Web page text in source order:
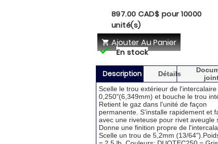
897.00 CAD$ pour 10000
unité(s)
 Ajouter Au Panier
 En stock
Description Détails
Scelle le trou extérieur de l'intercalaire
0,250"(6,349mm) et bouche le trou
Retient le gaz dans l'unité de façon
permanente. S'installe rapidement et
avec une riveteuse pour rivet aveugle
Donne une finition propre de
Scelle un trou de 5,2mm (13/